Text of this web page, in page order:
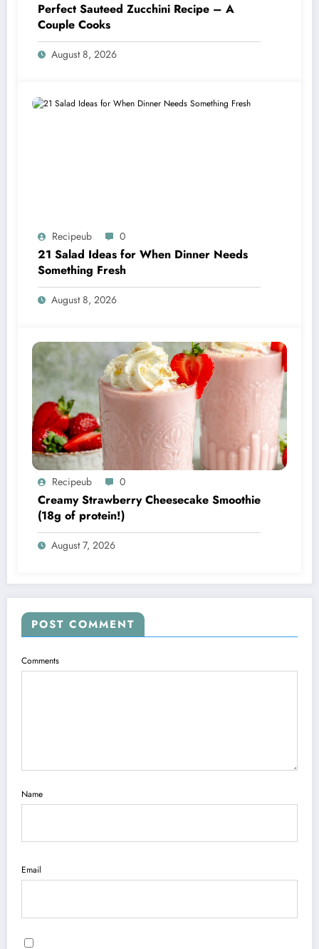
Perfect Sauteed Zucchini Recipe – A
Couple Cooks
August 8, 2026
Recipeub 0
21 Salad Ideas for When Dinner Needs
Something Fresh
August 8, 2026
Recipeub 0
Creamy Strawberry Cheesecake Smoothie
(18g of protein!)
August 7, 2026
POST COMMENT
Comments
Name
Email